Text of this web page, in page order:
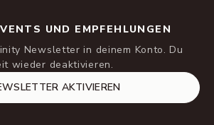
UND EMPFEHLUNGEN
Newsletter in deinem Konto. Du
wieder deaktivieren.
AKTIVIEREN